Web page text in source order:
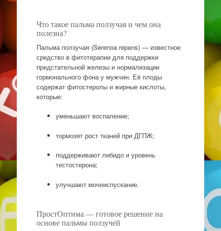
Что такое пальма ползучая и чем она
полезна?
Пальма ползучая (Serenoa repens) — известное
средство в фитотерапии для поддержки
предстательной железы и нормализации
гормонального фона у мужчин. Её плоды
содержат фитостеролы и жирные кислоты,
которые:
уменьшают воспаление;
тормозят рост тканей при ДГПЖ;
поддерживают либидо и уровень
тестостерона;
улучшают мочеиспускание.
ПростОптима — готовое решение на
основе пальмы ползучей